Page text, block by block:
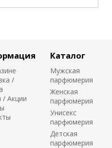
/
/ Акции
Каталог
Мужская
парфюмерия
Женская
парфюмерия
Унисекс
парфюмерия
Детская
парфюмерия